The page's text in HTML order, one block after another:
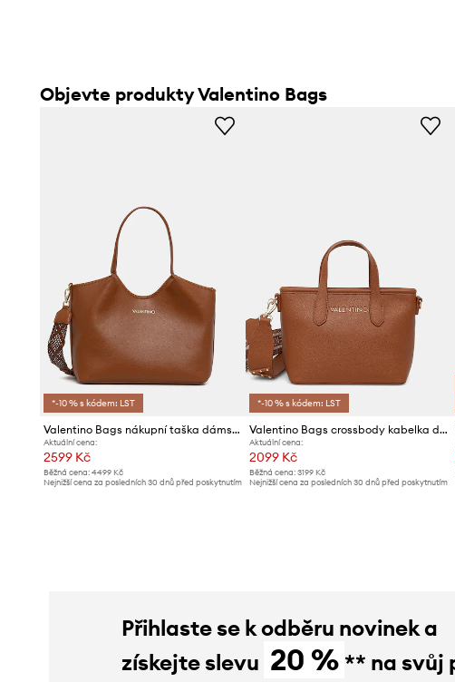
Objevte produkty Valentino Bags
*-10 % s kódem: LST
Valentino Bags nákupní taška dámská z imitace kůže ALEKSANDRA
Aktuální cena:
2599 Kč
Běžná cena: 4499 Kč
Nejnižší cena za posledních 30 dnů před poskytnutím
*-10 % s kódem: LST
Valentino Bags crossbody kabelka dámská DEA RE
Aktuální cena:
2099 Kč
Běžná cena:3199 Kč
Nejnižší cena za posledních 30 dnů před poskytnutím
Přihlaste se k odběru novinek a
získejte slevu 20 % ** na svůj